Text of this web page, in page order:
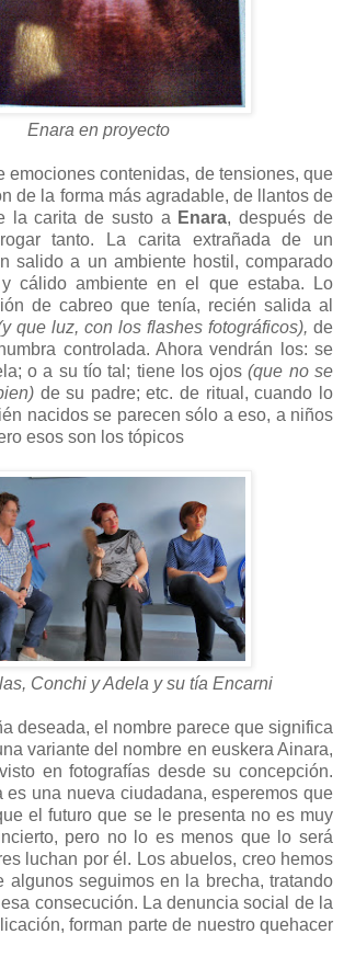
Enara en proyecto
emociones contenidas, de tensiones, que
de la forma más agradable, de llantos de
la carita de susto a Enara, después de
tanto. La carita extrañada de un
salido a un ambiente hostil, comparado
cálido ambiente en el que estaba. Lo
de cabreo que tenía, recién salida al
que luz, con los flashes fotográficos), de
controlada. Ahora vendrán los: se
o a su tío tal; tiene los ojos(que no se
de su padre; etc. de ritual, cuando lo
nacidos se parecen sólo a eso, a niños
esos son los tópicos
Conchi y Adela y su tía Encarni
deseada, el nombre parece que significa
variante del nombre en euskera Ainara,
en fotografías desde su concepción.
es una nueva ciudadana, esperemos que
el futuro que se le presenta no es muy
pero no lo es menos que lo será
luchan por él. Los abuelos, creo hemos
algunos seguimos en la brecha, tratando
consecución. La denuncia social de la
forman parte de nuestro quehacer